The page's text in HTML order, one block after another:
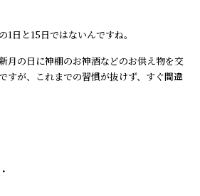
日と15日ではないんですね。
月の日に神棚のお神酒などのお供え物を交
すが、これまでの習慣が抜けず、すぐ間違